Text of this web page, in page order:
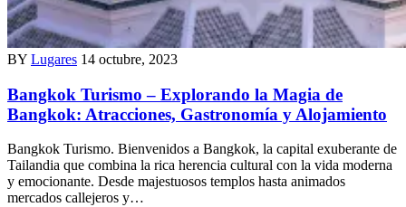
BY Lugares 14 octubre, 2023
Bangkok Turismo – Explorando la Magia de
Bangkok: Atracciones, Gastronomía y Alojamiento
Bangkok Turismo. Bienvenidos a Bangkok, la capital exuberante de
Tailandia que combina la rica herencia cultural con la vida moderna
y emocionante. Desde majestuosos templos hasta animados
mercados callejeros y…